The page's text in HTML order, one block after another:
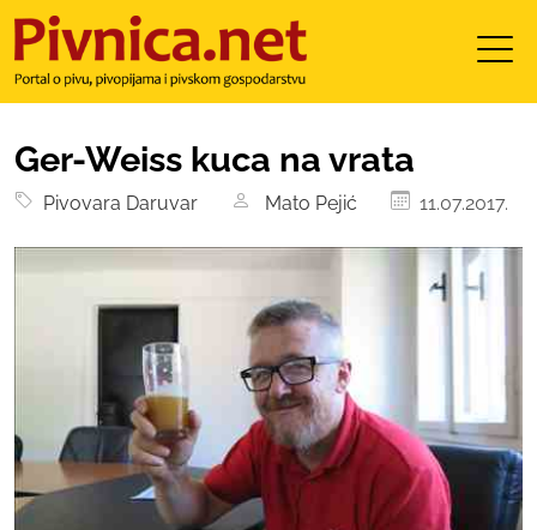
Ger-Weiss kuca na vrata
Pivovara Daruvar Mato Pejić 11.07.2017.